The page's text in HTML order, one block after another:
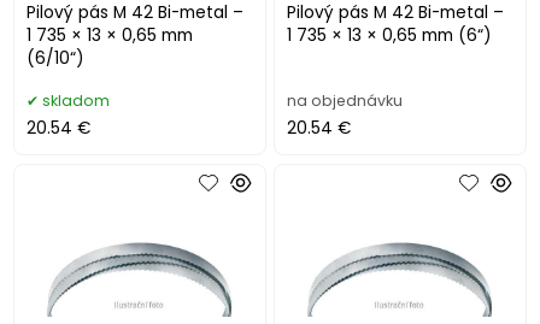
Pilový pás M 42 Bi-metal –
1 735 × 13 × 0,65 mm
(6/10“)
skladom
20.54 €
Pilový pás M 42 Bi-metal –
1 735 × 13 × 0,65 mm (6“)
na objednávku
20.54 €